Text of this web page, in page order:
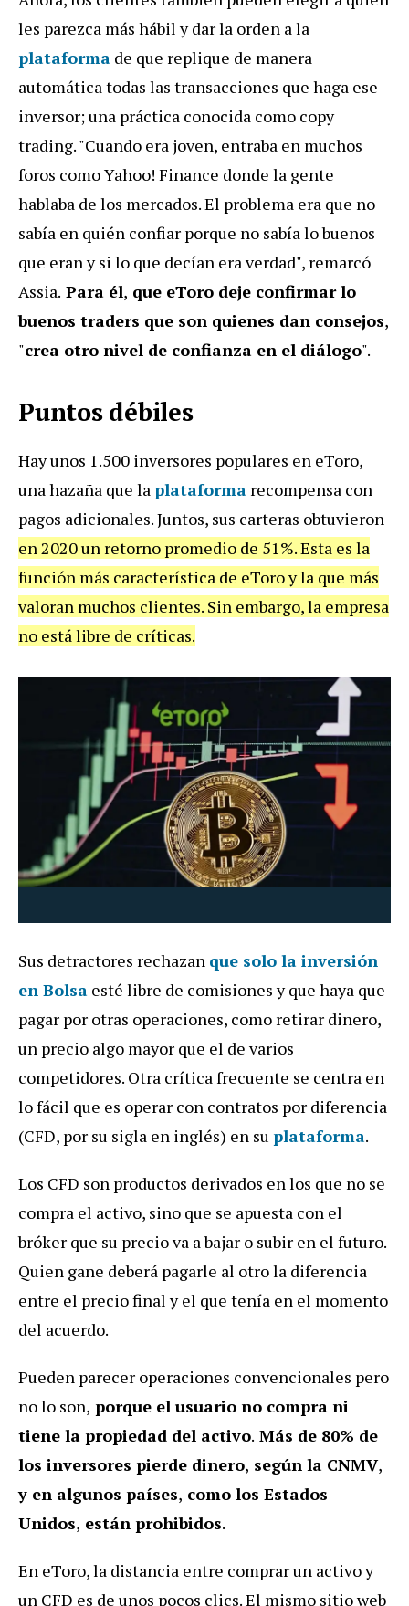
les parezca más hábil y dar la orden a la
plataforma de que replique de manera
automática todas las transacciones que haga ese
inversor; una práctica conocida como copy
trading. "Cuando era joven, entraba en muchos
foros como Yahoo! Finance donde la gente
hablaba de los mercados. El problema era que no
sabía en quién confiar porque no sabía lo buenos
que eran y si lo que decían era verdad", remarcó
Assia. Para él, que eToro deje confirmar lo
buenos traders que son quienes dan consejos,
"crea otro nivel de confianza en el diálogo".
Puntos débiles
Hay unos 1.500 inversores populares en eToro,
una hazaña que la plataforma recompensa con
pagos adicionales. Juntos, sus carteras obtuvieron
en 2020 un retorno promedio de 51%. Esta es la
función más característica de eToro y la que más
valoran muchos clientes. Sin embargo, la empresa
no está libre de críticas.
Sus detractores rechazan que solo la inversión
en Bolsa esté libre de comisiones y que haya que
pagar por otras operaciones, como retirar dinero,
un precio algo mayor que el de varios
competidores. Otra crítica frecuente se centra en
lo fácil que es operar con contratos por diferencia
(CFD, por su sigla en inglés) en su plataforma.
Los CFD son productos derivados en los que no se
compra el activo, sino que se apuesta con el
bróker que su precio va a bajar o subir en el futuro.
Quien gane deberá pagarle al otro la diferencia
entre el precio final y el que tenía en el momento
del acuerdo.
Pueden parecer operaciones convencionales pero
no lo son, porque el usuario no compra ni
tiene la propiedad del activo. Más de 80% de
los inversores pierde dinero, según la CNMV,
y en algunos países, como los Estados
Unidos, están prohibidos.
En eToro, la distancia entre comprar un activo y
un CFD es de unos pocos clics. El mismo sitio web